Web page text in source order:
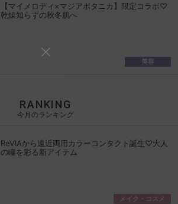
【マイメロディ×マジアボタニカ】限定コラボ♡
乾燥知らずの秋冬肌へ
美容
RANKING
今月のランキング
ReVIAから遠近両用カラーコンタクト誕生♡大人
の瞳を彩る新アイテム
メイク・コスメ